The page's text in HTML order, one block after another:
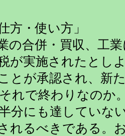
方・使い方」
の合併・買収、工
が実施されたとし
とが承認され、新
れで終わりなのか
分にも達していな
れるべきである。